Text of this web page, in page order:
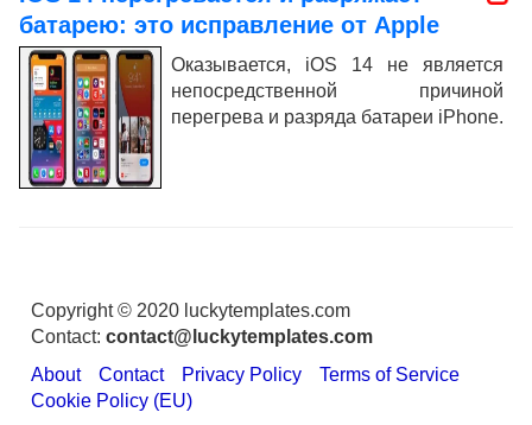
батарею: это исправление от Apple
Оказывается, iOS 14 не является
непосредственной причиной
перегрева и разряда батареи iPhone.
Copyright © 2020 luckytemplates.com
Contact: contact@luckytemplates.com
About
Contact Privacy Policy
Terms of Service
Cookie Policy (EU)